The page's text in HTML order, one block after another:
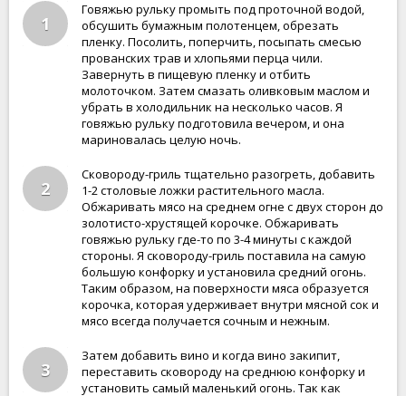
1
Говяжью рульку промыть под проточной водой,
обсушить бумажным полотенцем, обрезать
пленку. Посолить, поперчить, посыпать смесью
прованских трав и хлопьями перца чили.
Завернуть в пищевую пленку и отбить
молоточком. Затем смазать оливковым маслом и
убрать в холодильник на несколько часов. Я
говяжью рульку подготовила вечером, и она
мариновалась целую ночь.
2
Сковороду-гриль тщательно разогреть, добавить
1-2 столовые ложки растительного масла.
Обжаривать мясо на среднем огне с двух сторон до
золотисто-хрустящей корочке. Обжаривать
говяжью рульку где-то по 3-4 минуты с каждой
стороны. Я сковороду-гриль поставила на самую
большую конфорку и установила средний огонь.
Таким образом, на поверхности мяса образуется
корочка, которая удерживает внутри мясной сок и
мясо всегда получается сочным и нежным.
3
Затем добавить вино и когда вино закипит,
переставить сковороду на среднюю конфорку и
установить самый маленький огонь. Так как